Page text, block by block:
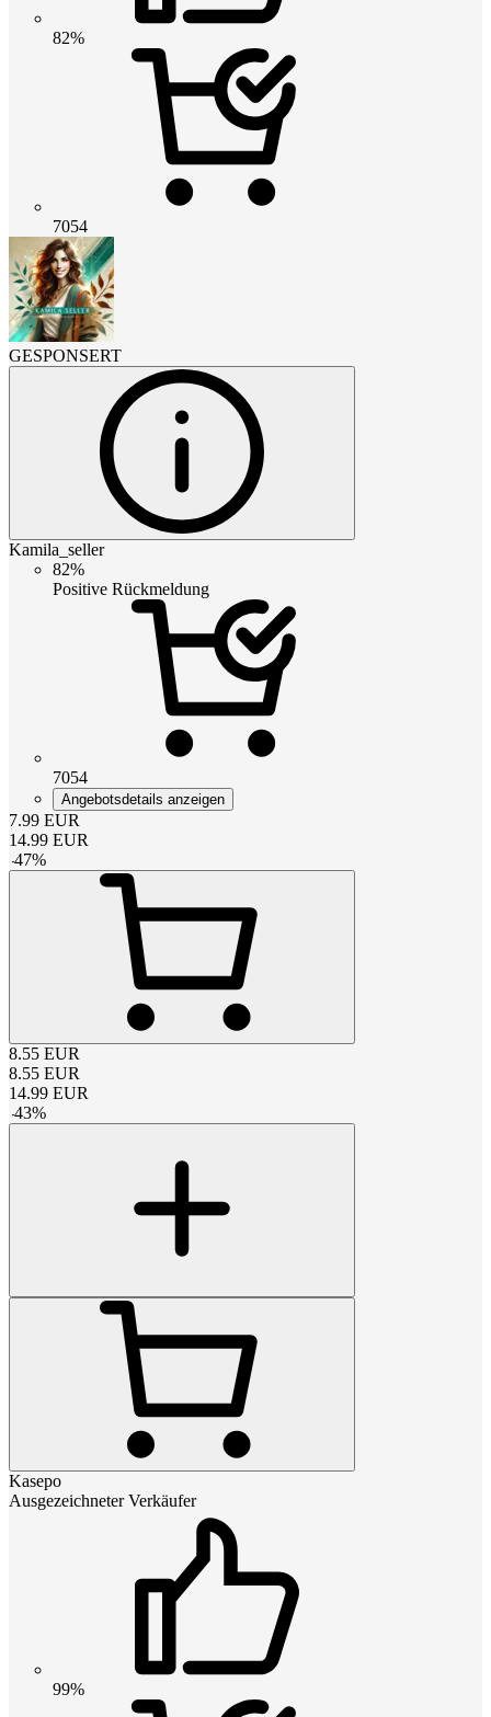
82%
7054
GESPONSERT
Kamila_seller
82%
Positive Rückmeldung
7054
Angebotsdetails anzeigen
7.99 EUR
14.99 EUR
-47%
8.55 EUR
8.55 EUR
14.99 EUR
-43%
Kasepo
Ausgezeichneter Verkäufer
99%